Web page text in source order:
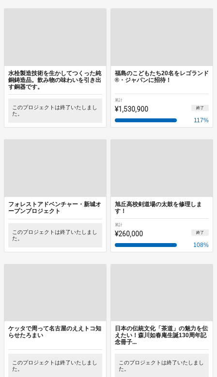
水栓製造技術を生かしてつくった純
銅鋳造品。飲み物の味わいを引き出
す銅器です。
このプロジェクトは終了いたしまし
た。
福島のこどもたち20名をレゴランド
®・ジャパンに招待！
累計
¥1,530,900 終了
117%
フォレストアドベンチャー・新城オ
ープンプロジェクト
このプロジェクトは終了いたしまし
た。
旭丘高校剣道場の太鼓を修理しま
す！
累計
¥260,000 終了
108%
ケッタで周って名古屋のええトコ知
らせたろまい
このプロジェクトは終了いたしまし
た。
日本の伝統文化「茶道」の魅力を伝
えたい！森川如春庵生誕130周年記
念冊子...
このプロジェクトは終了いたしまし
た。